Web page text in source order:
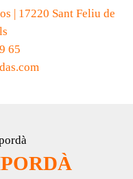
| 17220 Sant Feliu de
65